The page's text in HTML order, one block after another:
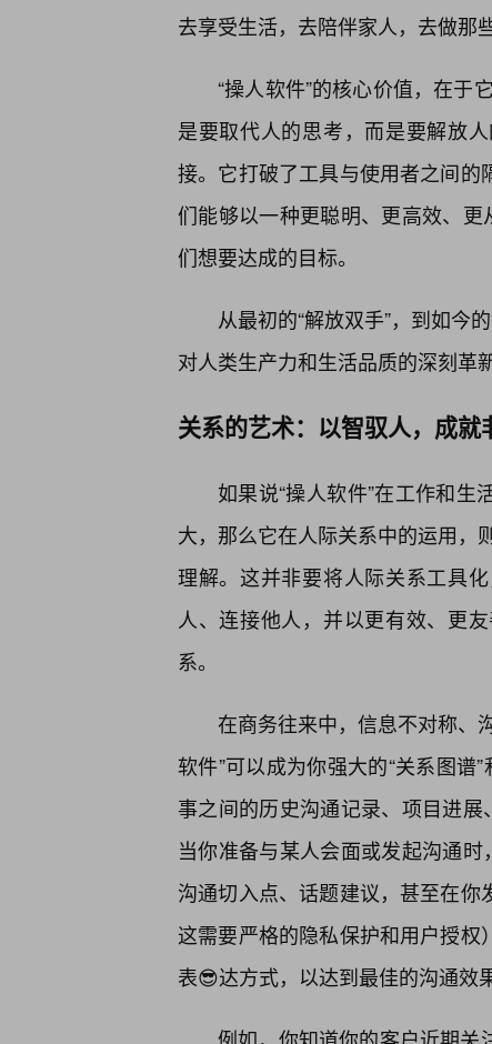
去享受生活，去陪伴家人，去做那
“操人软件”的核心价值，在于
是要取代人的思考，而是要解放
接。它打破了工具与使用者之间
们能够以一种更聪明、更高效、更
们想要达成的目标。
从最初的“解放双手”，到如今
对人类生产力和生活品质的深刻革新
关系的艺术：以智驭人，成就
如果说“操人软件”在工作和
大，那么它在人际关系中的运用，
理解。这并非要将人际关系工具
人、连接他人，并以更有效、更
系。
在商务往来中，信息不对称、
软件”可以成为你强大的“关系图谱
事之间的历史沟通记录、项目进展
当你准备与某人会面或发起沟通时
沟通切入点、话题建议，甚至在你
这需要严格的隐私保护和用户授
表😎达方式，以达到最佳的沟通效